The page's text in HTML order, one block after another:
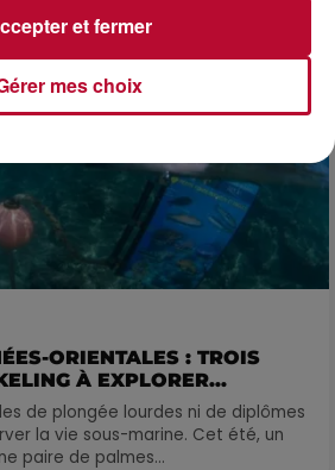
ORIENTALES : TROIS
À EXPLORER...
de plongée lourdes ni de diplômes
la vie sous-marine. Cet été, un
paire de palmes...
mes choix
et fermer